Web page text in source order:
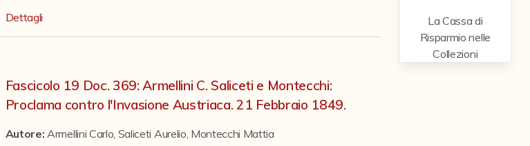
Dettagli
Fascicolo 19 Doc. 369: Armellini C. Saliceti e Montecchi:
Proclama contro l'Invasione Austriaca. 21 Febbraio 1849.
Autore:Armellini Carlo, Saliceti Aurelio, Montecchi Mattia
La Cassa di
Risparmio nelle
Collezioni